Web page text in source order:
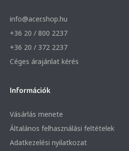
info@acer.shop.hu
+36 20 / 800 2237
+36 20 / 372 2237
Céges árajánlat kérés
Információk
Vásárlás menete
Általános felhasználási feltételek
Adatkezelési nyilatkozat